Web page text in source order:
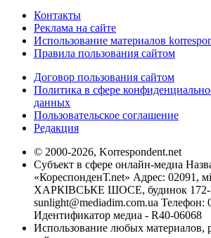
Контакты
Реклама на сайте
Использование материалов
Правила пользования сайтом
Договор пользования сайтом
Политика в сфере
данных
Пользовательское соглашение
Редакция
© 2000-2026, Korrespondent.net
Субъект в сфере онлайн-медиа
«КореспонденТ.net» Адрес: 02091,
ХАРКІВСЬКЕ ШОСЕ, будинок 172-
sunlight@mediadim.com.ua Телефон:
Идентификатор медиа - R40-06068
Использование любых материалов,